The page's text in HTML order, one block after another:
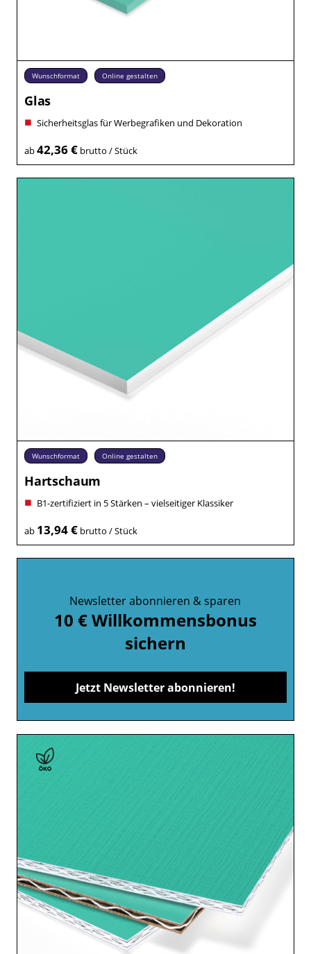
Wunschformat Online gestalten
Glas
Sicherheitsglas für Werbegrafiken und Dekoration
ab42,36 €brutto / Stück
Wunschformat Online gestalten
Hartschaum
B1-zertifiziert in 5 Stärken – vielseitiger Klassiker
ab 13,94 €brutto / Stück
Newsletter abonnieren & sparen
10 € Willkommensbonus
sichern
Jetzt Newsletter abonnieren!